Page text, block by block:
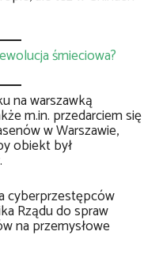
śmieciowa?
na warszawką
m.in. przedarciem się
w Warszawie,
obiekt był
cyberprzestępców
Rządu do spraw
na przemysłowe